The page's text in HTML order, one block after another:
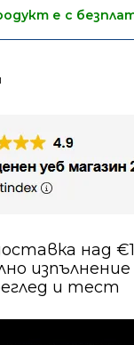
е с
над
изпълнение
и тест